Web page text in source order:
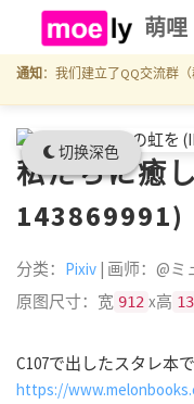
切换深色
萌哩
通知 ：我们建立了QQ交流群（
私たちに癒
143869991)
分类： Pixiv | 画师：@ミ
原图尺寸：宽 912 x高
C107で出したスタレ本
https://